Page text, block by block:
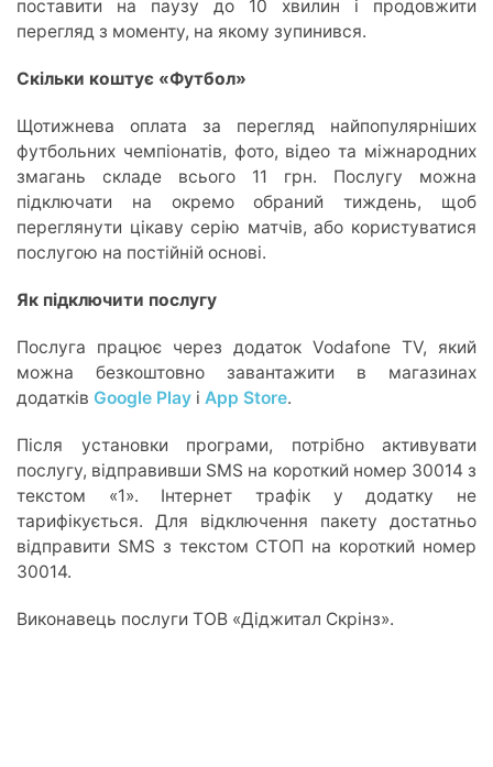
поставити на паузу до 10 хвилин і продовжити
перегляд з моменту, на якому зупинився.
Скільки коштує «Футбол»
Щотижнева оплата за перегляд найпопулярніших
футбольних чемпіонатів, фото, відео та міжнародних
змагань складе всього 11 грн. Послугу можна
підключати на окремо обраний тиждень, щоб
переглянути цікаву серію матчів, або користуватися
послугою на постійній основі.
Як підключити послугу
Послуга працює через додаток Vodafone TV, який
можна безкоштовно завантажити в магазинах
додатків Google Play і App Store.
Після установки програми, потрібно активувати
послугу, відправивши SMS на короткий номер 30014 з
текстом «1». Інтернет трафік у додатку не
тарифікується. Для відключення пакету достатньо
відправити SMS з текстом СТОП на короткий номер
30014.
Виконавець послуги ТОВ «Діджитал Скрінз».